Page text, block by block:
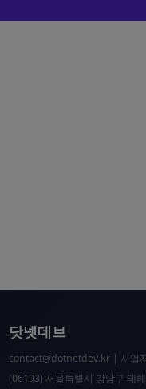
닷넷데브
contact@dotnetdev.kr| 사업
(06193) 서울특별시 강남구 테